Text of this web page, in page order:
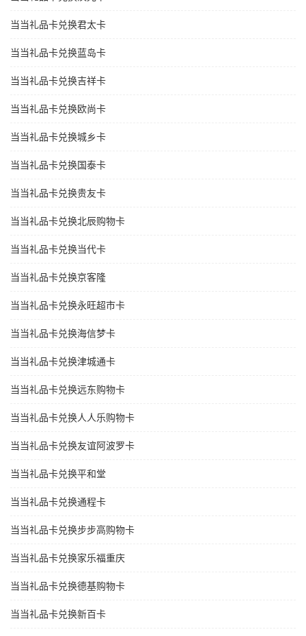
当当礼品卡兑换君太卡
当当礼品卡兑换蓝岛卡
当当礼品卡兑换吉祥卡
当当礼品卡兑换欧尚卡
当当礼品卡兑换城乡卡
当当礼品卡兑换国泰卡
当当礼品卡兑换贵友卡
当当礼品卡兑换北辰购物卡
当当礼品卡兑换当代卡
当当礼品卡兑换京客隆
当当礼品卡兑换永旺超市卡
当当礼品卡兑换海信梦卡
当当礼品卡兑换津城通卡
当当礼品卡兑换远东购物卡
当当礼品卡兑换人人乐购物卡
当当礼品卡兑换友谊阿波罗卡
当当礼品卡兑换平和堂
当当礼品卡兑换通程卡
当当礼品卡兑换步步高购物卡
当当礼品卡兑换家乐福重庆
当当礼品卡兑换德基购物卡
当当礼品卡兑换新百卡